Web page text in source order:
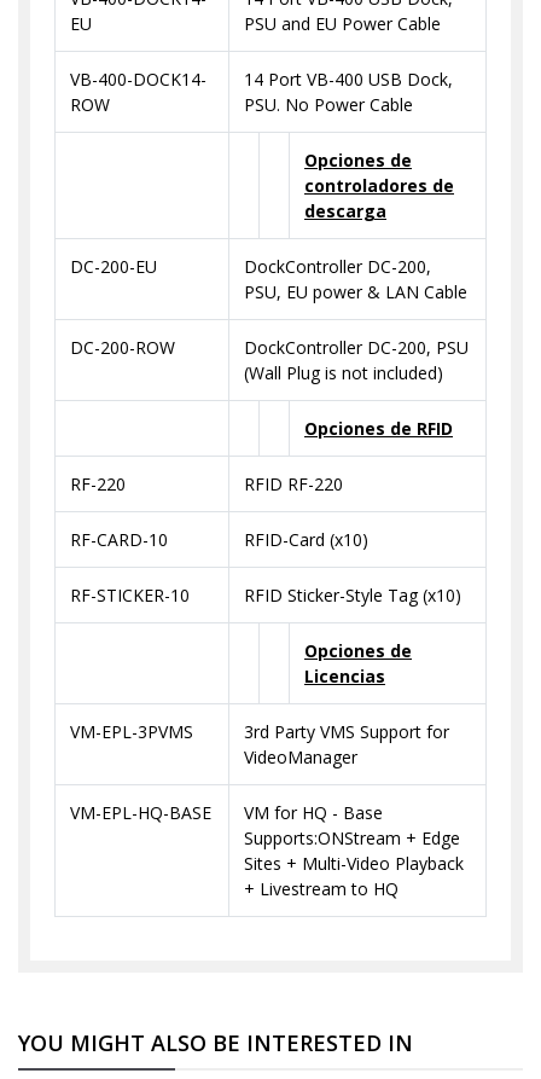
EU
PSU and EU Power Cable
VB-400-DOCK14-
ROW
14 Port VB-400 USB Dock,
PSU. No Power Cable
Opciones de
controladores de
descarga
DC-200-EU
DockController DC-200,
PSU, EU power & LAN Cable
DC-200-ROW
DockController DC-200, PSU
(Wall Plug is not included)
Opciones de RFID
RF-220 RFID RF-220
RF-CARD-10 RFID-Card (x10)
RF-STICKER-10 RFID Sticker-Style Tag (x10)
Opciones de
Licencias
VM-EPL-3PVMS
3rd Party VMS Support for
VideoManager
VM-EPL-HQ-BASE
VM for HQ - Base
Supports:ONStream + Edge
Sites + Multi-Video Playback
+ Livestream to HQ
YOU MIGHT ALSO BE INTERESTED IN